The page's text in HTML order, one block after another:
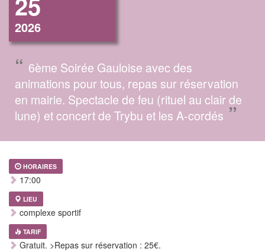
2026
“ 6ème Soirée Gauloise avec des
animations pour tous, repas sur réservation
en mairie. Spectacle de feu (rituel au clair de
lune) et concert de Trybu et les A-cordés ”
HORAIRES
17:00
LIEU
complexe sportif
TARIF
Gratuit. >Repas sur réservation : 25€.